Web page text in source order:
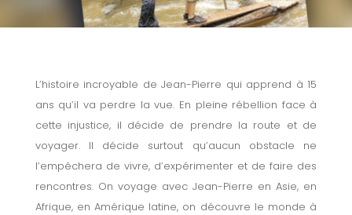
L’histoire incroyable de Jean-Pierre qui apprend à 15
ans qu’il va perdre la vue. En pleine rébellion face à
cette injustice, il décide de prendre la route et de
voyager. Il décide surtout qu’aucun obstacle ne
l’empêchera de vivre, d’expérimenter et de faire des
rencontres. On voyage avec Jean-Pierre en Asie, en
Afrique, en Amérique latine, on découvre le monde à